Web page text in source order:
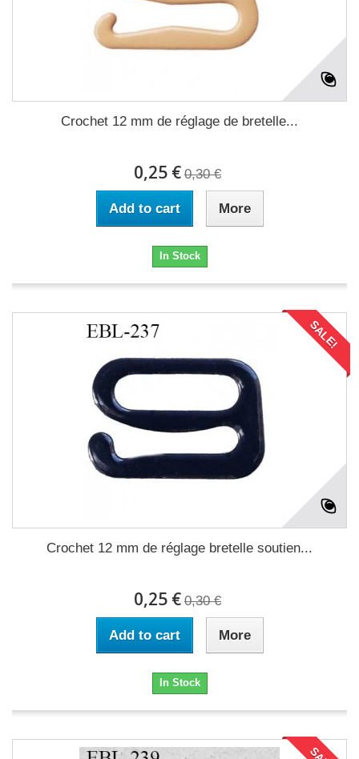
Crochet 12 mm de réglage de bretelle...
0,25 € 0,30 €
Add to cart More
In Stock
SALE!
Crochet 12 mm de réglage bretelle soutien...
0,25 € 0,30 €
Add to cart More
In Stock